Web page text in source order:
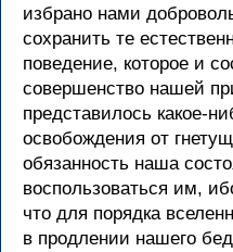
избрано нами
сохранить те
поведение, которое и
совершенство нашей
представилось какое-
освобождения от
обязанность наша
воспользоваться им,
что для порядка
в продлении нашего